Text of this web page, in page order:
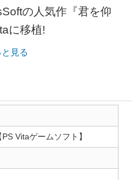
の人気作『君を仰
に移植!
と見る
Vitaゲームソフト】